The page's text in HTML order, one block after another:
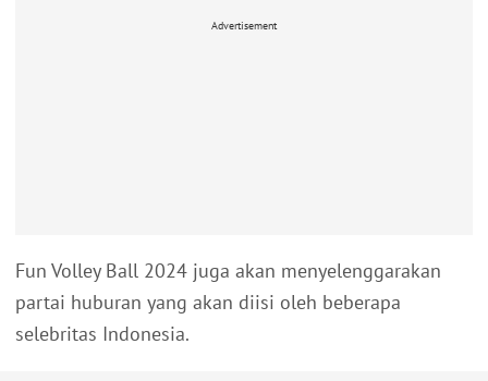
Advertisement
Fun Volley Ball 2024 juga akan menyelenggarakan
partai huburan yang akan diisi oleh beberapa
selebritas Indonesia.